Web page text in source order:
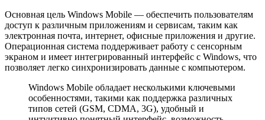
Основная цель Windows Mobile — обеспечить пользователям
доступ к различным приложениям и сервисам, таким как
электронная почта, интернет, офисные приложения и другие.
Операционная система поддерживает работу с сенсорным
экраном и имеет интегрированный интерфейс с Windows, что
позволяет легко синхронизировать данные с компьютером.
Windows Mobile обладает несколькими ключевыми
особенностями, такими как поддержка различных
типов сетей (GSM, CDMA, 3G), удобный и